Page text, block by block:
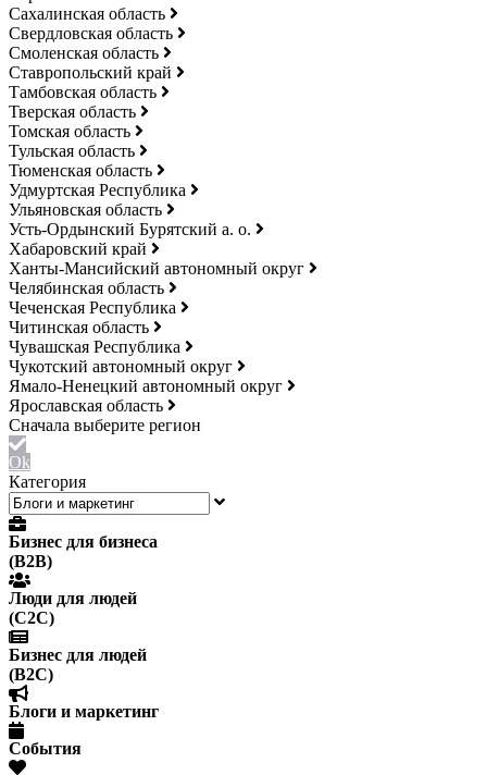
Сахалинская область
Свердловская область
Смоленская область
Ставропольский край
Тамбовская область
Тверская область
Томская область
Тульская область
Тюменская область
Удмуртская Республика
Ульяновская область
Усть-Ордынский Бурятский а. о.
Хабаровский край
Ханты-Мансийский автономный округ
Челябинская область
Чеченская Республика
Читинская область
Чувашская Республика
Чукотский автономный округ
Ямало-Ненецкий автономный округ
Ярославская область
Ok
Категория
Бизнес для бизнеса
(B2B)
Люди для людей
(С2С)
Бизнес для людей
(B2C)
Блоги и маркетинг
События